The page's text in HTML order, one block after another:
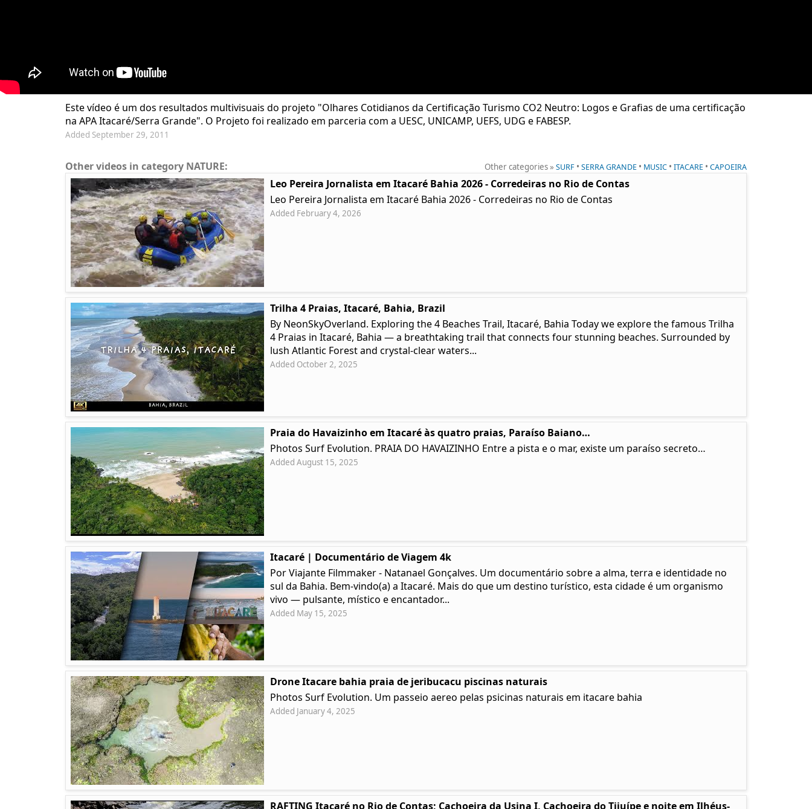
Este vídeo é um dos resultados multivisuais do projeto "Olhares Cotidianos da Certificação Turismo CO2 Neutro: Logos e Grafias de uma certificação
na APA Itacaré/Serra Grande". O Projeto foi realizado em parceria com a UESC, UNICAMP, UEFS, UDG e FABESP.
Added September 29, 2011
Other categories »SURF •SERRA GRANDE • MUSIC •ITACARE •CAPOEIRA
Other videos in category NATURE:
Leo Pereira Jornalista em Itacaré Bahia 2026 - Corredeiras no Rio de Contas
Leo Pereira Jornalista em Itacaré Bahia 2026 - Corredeiras no Rio de Contas
Added February 4, 2026
Trilha 4 Praias, Itacaré, Bahia, Brazil
By NeonSkyOverland. Exploring the 4 Beaches Trail, Itacaré, Bahia Today we explore the famous Trilha
4 Praias in Itacaré, Bahia — a breathtaking trail that connects four stunning beaches. Surrounded by
lush Atlantic Forest and crystal-clear waters...
Added October 2, 2025
Praia do Havaizinho em Itacaré às quatro praias, Paraíso Baiano…
Photos Surf Evolution. PRAIA DO HAVAIZINHO Entre a pista e o mar, existe um paraíso secreto…
Added August 15, 2025
Itacaré | Documentário de Viagem 4k
Por Viajante Filmmaker - Natanael Gonçalves. Um documentário sobre a alma, terra e identidade no
sul da Bahia. Bem-vindo(a) a Itacaré. Mais do que um destino turístico, esta cidade é um organismo
vivo — pulsante, místico e encantador...
Added May 15, 2025
Drone Itacare bahia praia de jeribucacu piscinas naturais
Photos Surf Evolution. Um passeio aereo pelas psicinas naturais em itacare bahia
Added January 4, 2025
RAFTING Itacaré no Rio de Contas; Cachoeira da Usina I, Cachoeira do Tijuípe e noite em Ilhéus-